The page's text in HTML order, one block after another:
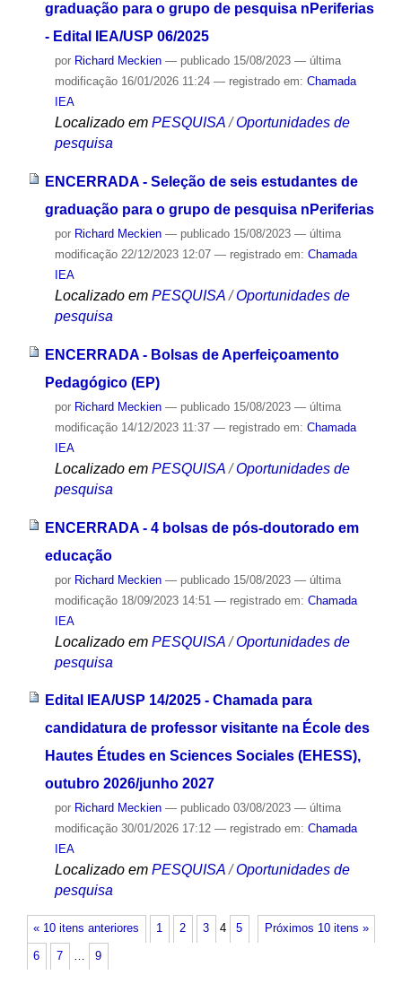
graduação para o grupo de pesquisa nPeriferias
- Edital IEA/USP 06/2025
por Richard Meckien — publicado15/08/2023 — última
modificação16/01/2026 11:24 — registrado em: Chamada
IEA
Localizado em PESQUISA /Oportunidades de
pesquisa
ENCERRADA - Seleção de seis estudantes de
graduação para o grupo de pesquisa nPeriferias
por Richard Meckien — publicado15/08/2023 — última
modificação22/12/2023 12:07 — registrado em: Chamada
IEA
Localizado em PESQUISA /Oportunidades de
pesquisa
ENCERRADA - Bolsas de Aperfeiçoamento
Pedagógico (EP)
por Richard Meckien — publicado15/08/2023 — última
modificação14/12/2023 11:37 — registrado em: Chamada
IEA
Localizado em PESQUISA /Oportunidades de
pesquisa
ENCERRADA - 4 bolsas de pós-doutorado em
educação
por Richard Meckien — publicado15/08/2023 — última
modificação18/09/2023 14:51 — registrado em: Chamada
IEA
Localizado em PESQUISA /Oportunidades de
pesquisa
Edital IEA/USP 14/2025 - Chamada para
candidatura de professor visitante na École des
Hautes Études en Sciences Sociales (EHESS),
outubro 2026/junho 2027
por Richard Meckien — publicado03/08/2023 — última
modificação30/01/2026 17:12 — registrado em: Chamada
IEA
Localizado em PESQUISA /Oportunidades de
pesquisa
« 10 itens anteriores Próximos 10 itens »
1 2 3 4 5
6 7 … 9